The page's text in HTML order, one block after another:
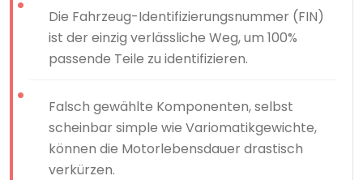
Die Fahrzeug-Identifizierungsnummer (FIN)
ist der einzig verlässliche Weg, um 100%
passende Teile zu identifizieren.
Falsch gewählte Komponenten, selbst
scheinbar simple wie Variomatikgewichte,
können die Motorlebensdauer drastisch
verkürzen.